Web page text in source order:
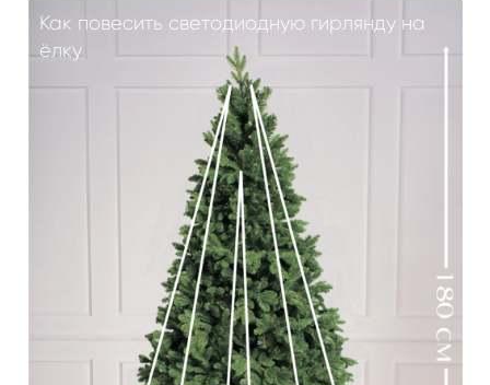
Как повесить светодиодную гирлянду на
ёлку